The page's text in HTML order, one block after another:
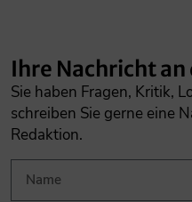
Ihre Nachricht
Sie haben Fragen, Kritik,
schreiben Sie gerne eine
Redaktion.